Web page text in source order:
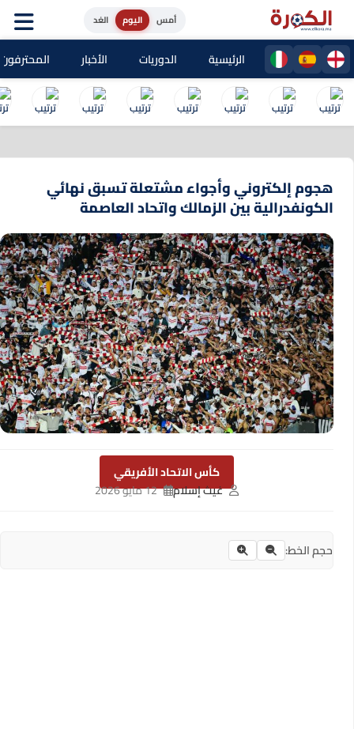
اليوم الغد
الرئيسية الدوريات الأخبار المحترفون
هجوم إلكتروني وأجواء مشتعلة تسبق نهائي
الكونفدرالية بين الزمالك واتحاد العاصمة
كأس الاتحاد الأفريقي
غيث إسلام
12 مايو 2026
حجم الخط: